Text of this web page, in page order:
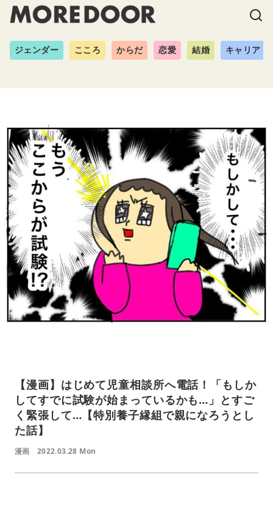
ジェンダー こころ からだ 恋愛 結婚 キャリア
【漫画】はじめて児童相談所へ電話！「もしか
してすでに試験が始まっているかも…」とすご
く緊張して…【特別養子縁組で親になろうとし
た話】
漫画 2022.03.28 Mon